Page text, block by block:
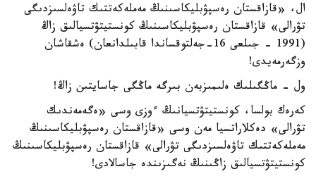
ال، «قازاقستان رەسپۋبليكاسىنىڭ مەملەكەتتىك تاۋەلسىزدىگى
تۋرالى» قازاقستان رەسپۋبليكاسىنىڭ كونستيتۋتسيالىق زاڭ
(1991 - جىلعى 16-جەلتوقساندا قابىلدانعان) ەشقاشان
وزگەرمەيدى!
ول - ماڭگىلىك ەلىمىزبەن بىرگە ماڭگى جاسايتىن زاڭ!
كەرەك بولسا، كونستيتۋتسيانىڭ ءوزى وسى «ەگەمەندىك
تۋرالى» دەكلاراتسيا مەن وسى «قازاقستان رەسپۋبليكاسىنىڭ
مەملەكەتتىك تاۋەلسىزدىگى تۋرالى» قازاقستان رەسپۋبليكاسىنىڭ
كونستيتۋتسيالىق زاڭىنىڭ نەگىزىندە جاسالادى!